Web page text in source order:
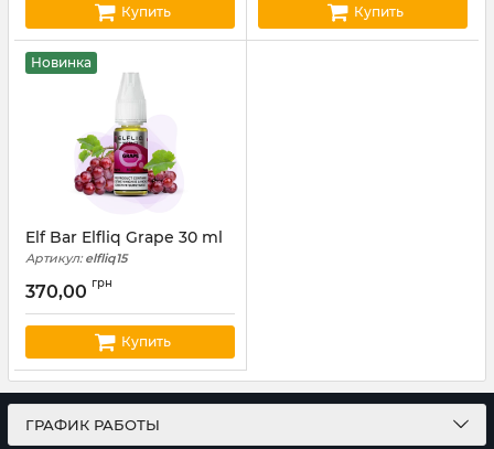
Купить Купить
Новинка
Elf Bar Elfliq Grape 30 ml
Артикул:elfliq15
370,00 грн
Купить
ГРАФИК РАБОТЫ